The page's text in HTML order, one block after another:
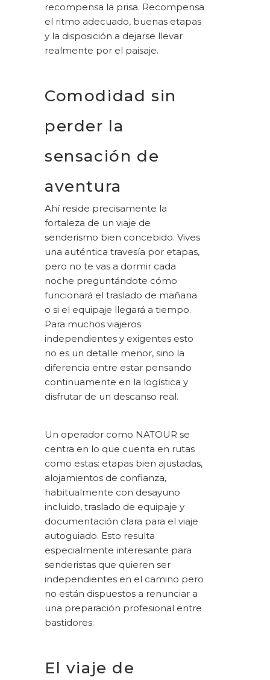
recompensa la prisa. Recompensa
el ritmo adecuado, buenas etapas
y la disposición a dejarse llevar
realmente por el paisaje.
Comodidad sin
perder la
sensación de
aventura
Ahí reside precisamente la
fortaleza de un viaje de
senderismo bien concebido. Vives
una auténtica travesía por etapas,
pero no te vas a dormir cada
noche preguntándote cómo
funcionará el traslado de mañana
o si el equipaje llegará a tiempo.
Para muchos viajeros
independientes y exigentes esto
no es un detalle menor, sino la
diferencia entre estar pensando
continuamente en la logística y
disfrutar de un descanso real.
Un operador como NATOUR se
centra en lo que cuenta en rutas
como estas: etapas bien ajustadas,
alojamientos de confianza,
habitualmente con desayuno
incluido, traslado de equipaje y
documentación clara para el viaje
autoguiado. Esto resulta
especialmente interesante para
senderistas que quieren ser
independientes en el camino pero
no están dispuestos a renunciar a
una preparación profesional entre
bastidores.
El viaje de